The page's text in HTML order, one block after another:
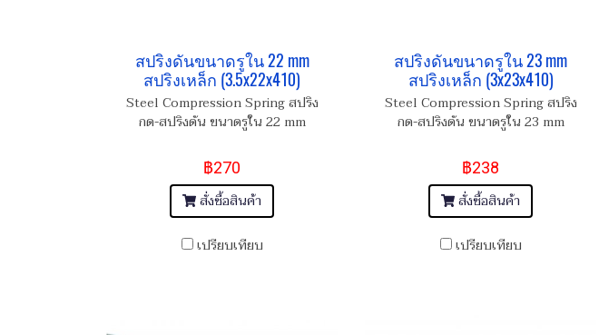
สปริงดันขนาดรูใน 22 mm
สปริงเหล็ก (3.5x22x410)
Steel Compression Spring สปริง
กด-สปริงดัน ขนาดรูใน 22 mm
฿270
สั่งซื้อสินค้า
เปรียบเทียบ
สปริงดันขนาดรูใน 23 mm
สปริงเหล็ก (3x23x410)
Steel Compression Spring สปริง
กด-สปริงดัน ขนาดรูใน 23 mm
฿238
สั่งซื้อสินค้า
เปรียบเทียบ